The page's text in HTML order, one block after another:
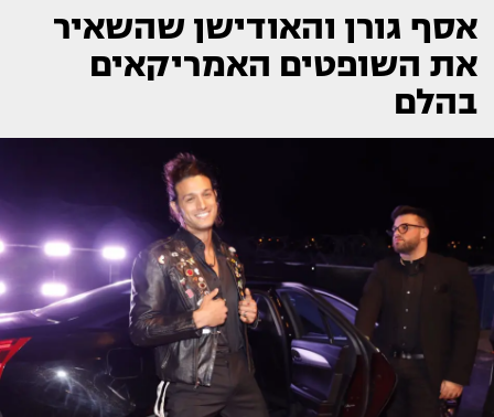
אסף גורן והאודישן שהשאיר
את השופטים האמריקאים
בהלם